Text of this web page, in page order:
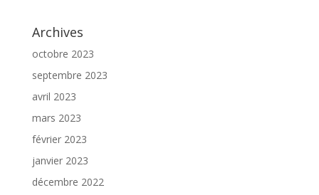
Archives
octobre 2023
septembre 2023
avril 2023
mars 2023
février 2023
janvier 2023
décembre 2022